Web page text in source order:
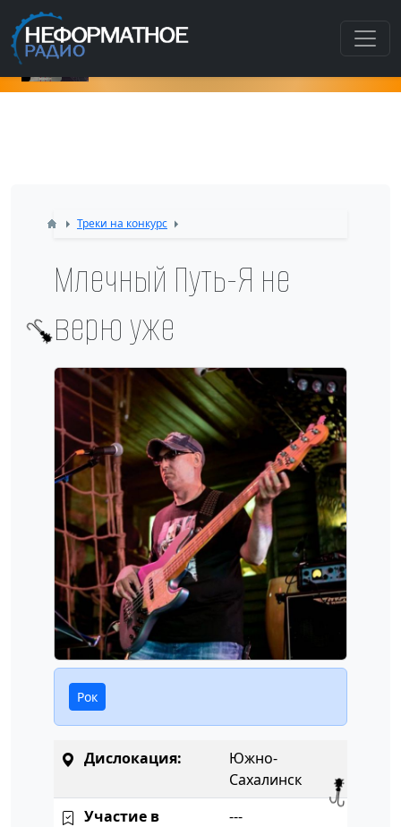
Как попасть в этот раздел???
Треки на конкурс
Млечный Путь-Я не
верю уже
Рок
Дислокация:
Южно-
Сахалинск
Участие в
---